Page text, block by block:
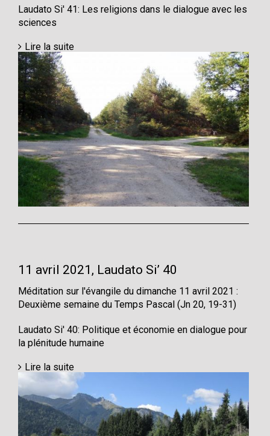
Laudato Si' 41: Les religions dans le dialogue avec les
sciences
Lire la suite
11 avril 2021, Laudato Si’ 40
Méditation sur l'évangile du dimanche 11 avril 2021 :
Deuxième semaine du Temps Pascal (Jn 20, 19-31)
Laudato Si' 40: Politique et économie en dialogue pour
la plénitude humaine
Lire la suite